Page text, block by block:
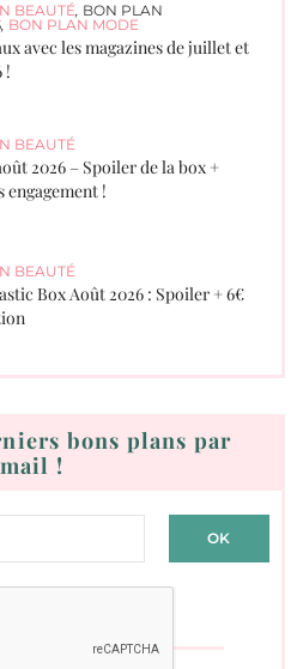
BEAUTÉ, BON PLAN
, BON PLAN MODE
avec les magazines de juillet et
!
BEAUTÉ
2026 – Spoiler de la box +
engagement !
BEAUTÉ
Box Août 2026 : Spoiler + 6€
bons plans par
mail !